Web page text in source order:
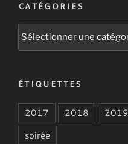
CATÉGORIES
Catégories
ÉTIQUETTES
2017 2018 2019
soirée